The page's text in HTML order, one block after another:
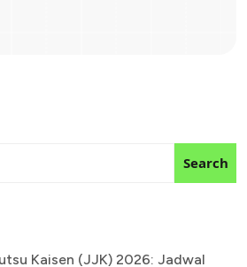
Search
Kaisen (JJK) 2026: Jadwal